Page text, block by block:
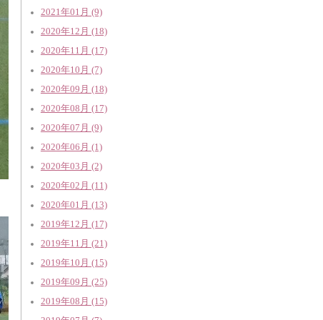
2021年01月 (9)
2020年12月 (18)
2020年11月 (17)
2020年10月 (7)
2020年09月 (18)
2020年08月 (17)
2020年07月 (9)
2020年06月 (1)
2020年03月 (2)
2020年02月 (11)
2020年01月 (13)
2019年12月 (17)
2019年11月 (21)
2019年10月 (15)
2019年09月 (25)
2019年08月 (15)